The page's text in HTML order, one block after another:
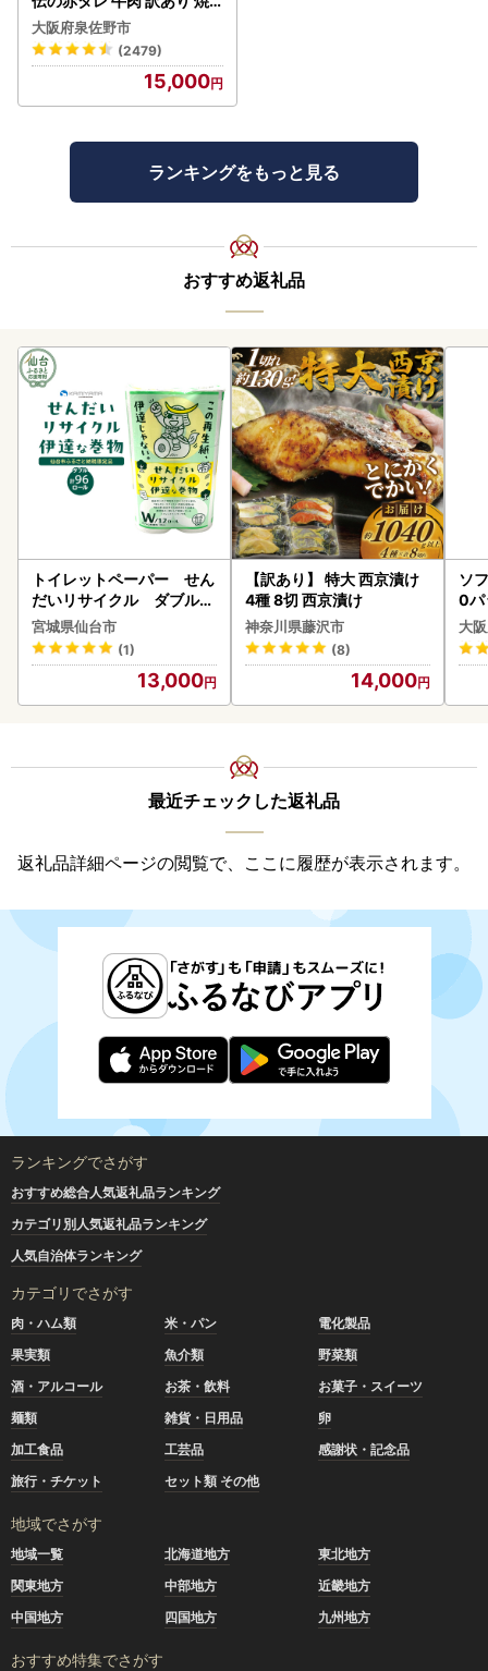
肉 BBQ
大阪府泉佐野市
(2479)
15,000
ランキングをもっと見る
おすすめ返礼品
トイレットペーパー せん
だいリサイクル ダブル9
6ロール｜トイレット
宮城県仙台市
(1)
13,000
【訳あり】 特大 西京漬け
4種 8切 西京漬け
神奈川県藤沢市
(8)
14,000
ソ
0
大
最近チェックした返礼品
返礼品詳細ページの閲覧で、ここに履歴が表示されます。
ランキングでさがす
おすすめ総合人気返礼品ランキング
カテゴリ別人気返礼品ランキング
人気自治体ランキング
カテゴリでさがす
肉・ハム類 米・パン
電化製品
果実類
魚介類
野菜類
酒・アルコール
お茶・飲料
お菓子・スイーツ
麺類
雑貨・日用品
卵
加工食品
工芸品
感謝状・記念品
旅行・チケット
セット類 その他
地域でさがす
地域一覧 北海道地方
東北地方
関東地方
中部地方
近畿地方
中国地方
四国地方 九州地方
おすすめ特集でさがす